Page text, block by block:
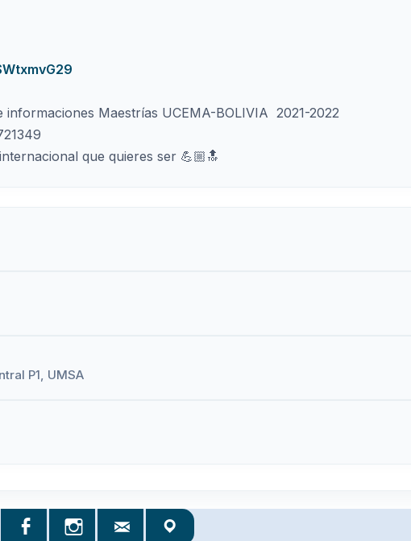
Maestrías UCEMA-BOLIVIA 2021-2022
que quieres ser 💪🏼🔝
P1, UMSA